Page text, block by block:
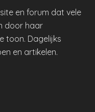
en forum dat vele
door haar
toon. Dagelijks
en artikelen.